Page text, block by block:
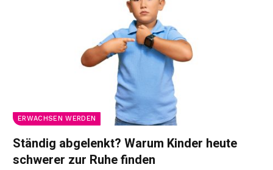
ERWACHSEN WERDEN
Ständig abgelenkt? Warum Kinder heute
schwerer zur Ruhe finden